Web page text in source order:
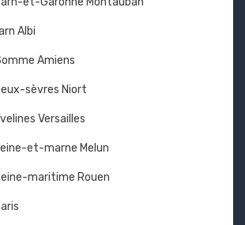
Albi
Amiens
sèvres Niort
Versailles
et-marne Melun
maritime Rouen